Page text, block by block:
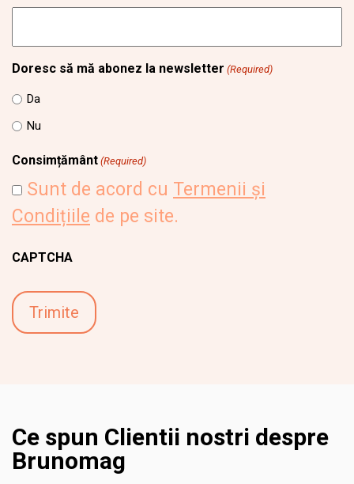
Doresc să mă abonez la newsletter (Required)
Da
Nu
Consimțământ (Required)
Sunt de acord cu Termenii și
Condițiile de pe site.
CAPTCHA
Ce spun Clientii nostri despre
Brunomag